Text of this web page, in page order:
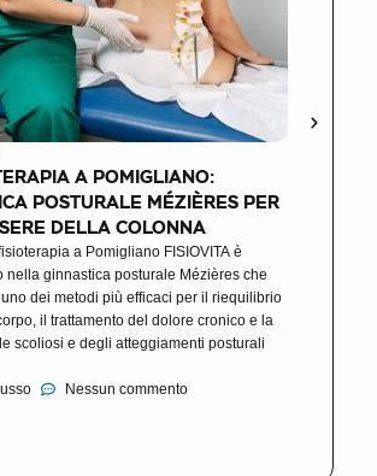
A POMIGLIANO:
POSTURALE MÉZIÈRES PER
DELLA COLONNA
a Pomigliano FISIOVITA è
nella ginnastica posturale Mézières che
dei metodi più efficaci per il riequilibrio
il trattamento del dolore cronico e la
scoliosi e degli atteggiamenti posturali
Nessun commento